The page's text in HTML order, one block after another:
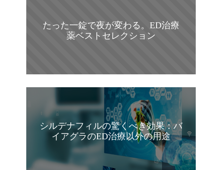
たった一錠で夜が変わる。ED治療
薬ベストセレクション
シルデナフィルの驚くべき効果：バ
イアグラのED治療以外の用途